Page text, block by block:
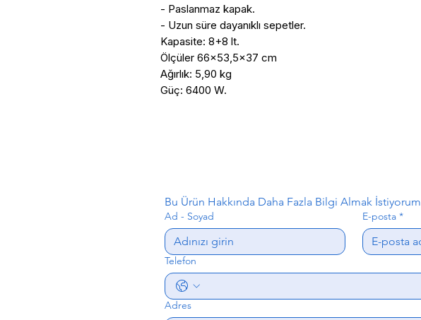
- Paslanmaz kapak.
- Uzun süre dayanıklı sepetler.
Kapasite: 8+8 lt.
Ölçüler 66x53,5x37 cm
Ağırlık: 5,90 kg
Güç: 6400 W.
Bu Ürün Hakkında Daha Fazla Bilgi Almak İstiyorum
Ad - Soyad E-posta *
Telefon
Adres